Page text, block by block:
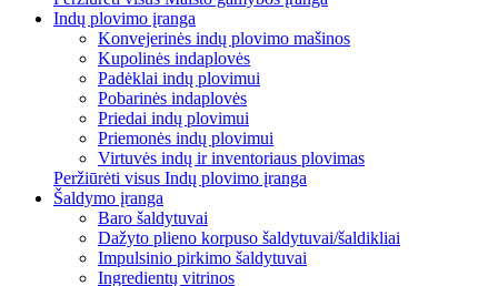
Indų plovimo įranga
Konvejerinės indų plovimo mašinos
Kupolinės indaplovės
Padėklai indų plovimui
Pobarinės indaplovės
Priedai indų plovimui
Priemonės indų plovimui
Virtuvės indų ir inventoriaus plovimas
Peržiūrėti visus Indų plovimo įranga
Šaldymo įranga
Baro šaldytuvai
Dažyto plieno korpuso šaldytuvai/šaldikliai
Impulsinio pirkimo šaldytuvai
Ingredientų vitrinos